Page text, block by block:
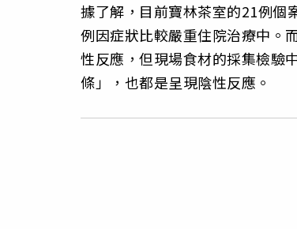
據了解，目前寶林茶室的21例個
例因症狀比較嚴重住院治療中。
性反應，但現場食材的採集檢驗
條」，也都是呈現陰性反應。